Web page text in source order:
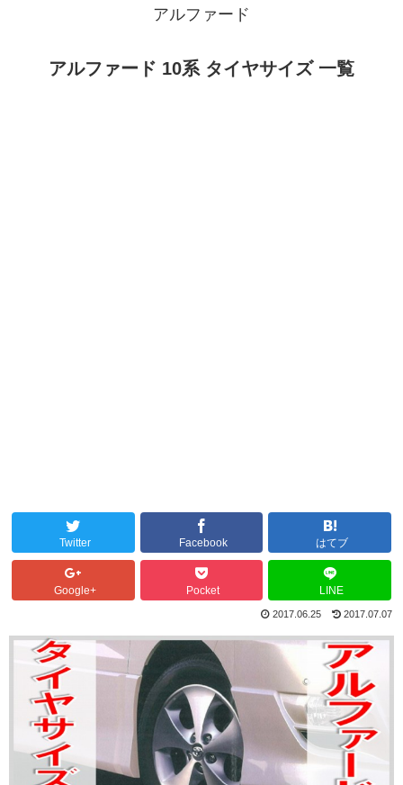
アルファード
アルファード 10系 タイヤサイズ 一覧
Twitter Facebook はてブ
Google+ Pocket LINE
2017.06.25 2017.07.07